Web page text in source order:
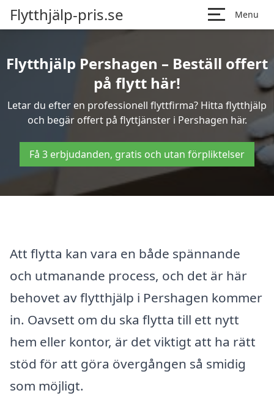
Flytthjälp-pris.se Menu
Flytthjälp Pershagen – Beställ offert
på flytt här!
Letar du efter en professionell flyttfirma? Hitta flytthjälp
och begär offert på flyttjänster i Pershagen här.
Få 3 erbjudanden, gratis och utan förpliktelser
Att flytta kan vara en både spännande
och utmanande process, och det är här
behovet av flytthjälp i Pershagen kommer
in. Oavsett om du ska flytta till ett nytt
hem eller kontor, är det viktigt att ha rätt
stöd för att göra övergången så smidig
som möjligt.